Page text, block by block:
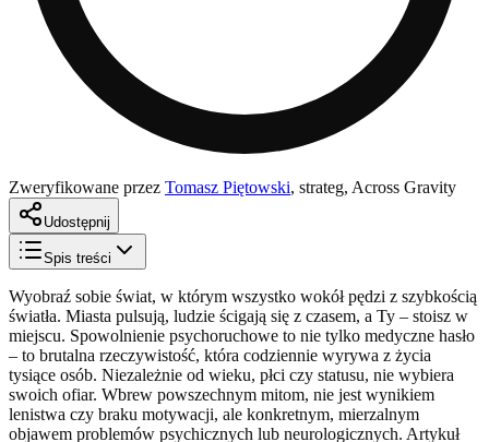
Zweryfikowane przez Tomasz Piętowski, strateg, Across Gravity
Udostępnij
Spis treści
Wyobraź sobie świat, w którym wszystko wokół pędzi z szybkością
światła. Miasta pulsują, ludzie ścigają się z czasem, a Ty – stoisz w
miejscu. Spowolnienie psychoruchowe to nie tylko medyczne hasło
– to brutalna rzeczywistość, która codziennie wyrywa z życia
tysiące osób. Niezależnie od wieku, płci czy statusu, nie wybiera
swoich ofiar. Wbrew powszechnym mitom, nie jest wynikiem
lenistwa czy braku motywacji, ale konkretnym, mierzalnym
objawem problemów psychicznych lub neurologicznych. Artykuł